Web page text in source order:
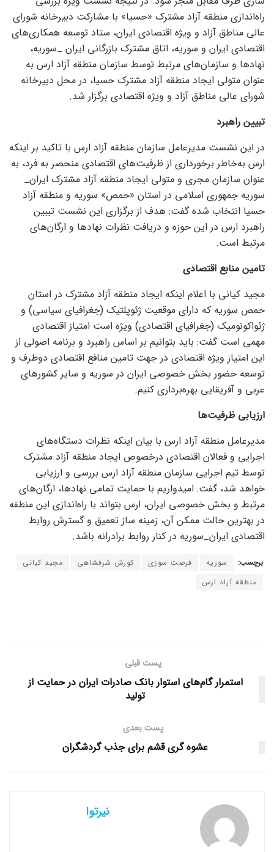
راه‌اندازی منطقه آزاد مشترک «حسیا» با مشارکت دبیرخانه شورای
عالی مناطق آزاد و ویژه اقتصادی ایران، ستاد توسعه همکاری‌های
اقتصادی ایران و سوریه، اتاق مشترک بازرگانی ایران _سوریه،
نهاد‌ها و سازمان‌های مرتبط توسط سازمان منطقه آزاد ارس به
عنوان متولی ایجاد منطقه آزاد مشترک حسیا، در محل دبیرخانه
شورای عالی مناطق آزاد و ویژه اقتصادی برگزار شد.
تبیین راهبرد
در این نشست مدیرعامل سازمان منطقه آزاد ارس با تاکید بر اینکه
ارس به‌خاطر برخورداری از ظرفیت‌های اقتصادی منحصر به فرد، به
عنوان سازمان مجری و متولی ایجاد منطقه آزاد مشترک ایران_
سوریه جمهوری اسلامی در استان «حمص» سوریه و منطقه آزاد
حسیا انتخاب شده گفت: هدف از برگزاری این نشست تببین
راهبرد ارس در این حوزه و دریافت نظرات نهاد‌ها و ارگان‌های
مرتبط است.
تامین منابع اقتصادی
مجید کیانی با اعلام اینکه ایجاد منطقه آزاد مشترک در استان
حمص سوریه که دارای موقعیت ژئوپلتیک (جغرافیای سیاسی) و
ژئواکونومیک (جغرافیای اقتصادی) ویژه است امتیاز اقتصادی
مهمی است گفت: باید بتوانیم بر اساس راهبرد و برنامه اصولی از
این امتیاز ویژه اقتصادی در جهت تامین منافع اقتصادی دوطرف و
توسعه حضور بخش خصوصی ایران در سوریه و سایر کشور‌های
عربی و آفریقایی بهره‌برداری کنیم.
ارزیابی ظرفیت‌ها
مدیرعامل منطقه آزاد ارس با بیان اینکه نظرات دستگاه‌های
اجرایی و فعالان اقتصادی درخصوص ایجاد منطقه آزاد مشترک
توسط تیم اجرایی سازمان منطقه آزاد ارس بررسی و ارزیابی
خواهد شد، گفت: امیدواریم با حمایت تمامی نهادها، ارگان‌های
مرتبط و بخش خصوصی ایران، ارس بتواند با راه‌اندازی این منطقه
در بهترین حالت ممکن آن، زمینه ساز تعمیق و گسترش روابط
اقتصادی ایران_سوریه در کنار روابط برادرانه باشد.
برچسب: سوریه فرصت سوزی کورش شرفشاهی
مجید کیانی
منطقه آزاد ارس
پست قبلی
استمرار گام‌های استوار بانک صادرات ایران در حمایت از
تولید
پست بعدی
عشوه گری قشم برای جذب گردشگران
نیرتوا